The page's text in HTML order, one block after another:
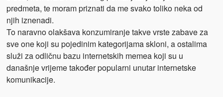
predmeta, te moram priznati da me svako toliko neka od
njih iznenadi.
To naravno olakšava konzumiranje takve vrste zabave za
sve one koji su pojedinim kategorijama skloni, a ostalima
služi za odličnu bazu internetskih memea koji su u
današnje vrijeme također popularni unutar internetske
komunikacije.